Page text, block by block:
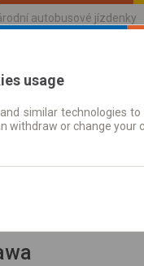
autobusové jízdenky
Jízdni řády a jízdenky
usage
similar technologies
withdraw or change